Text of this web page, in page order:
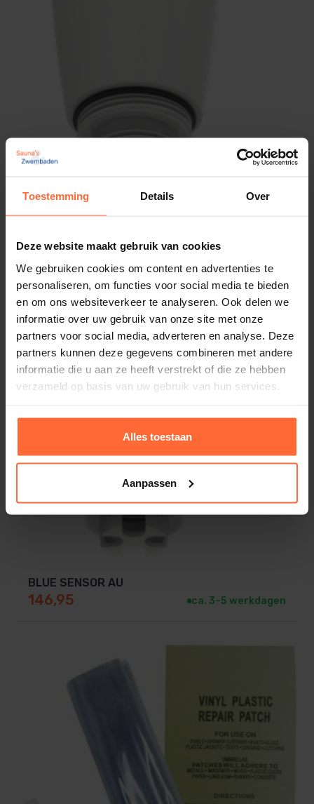
Toestemming Details Over
Deze website maakt gebruik van cookies
We gebruiken cookies om content en advertenties te
personaliseren, om functies voor social media te bieden
en om ons websiteverkeer te analyseren. Ook delen we
informatie over uw gebruik van onze site met onze
partners voor social media, adverteren en analyse. Deze
partners kunnen deze gegevens combineren met andere
informatie die u aan ze heeft verstrekt of die ze hebben
verzameld op basis van uw gebruik van hun services.
Alles toestaan
Aanpassen
BLUE SENSOR AU
146,95 ca. 3–5 werkdagen